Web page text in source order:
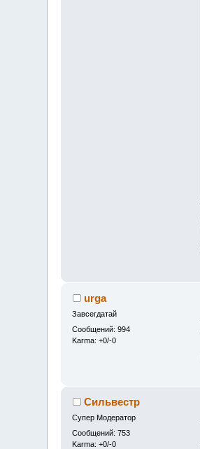
urga
Завсегдатай
Сообщений: 994
Karma: +0/-0
Сильвестр
Супер Модератор
Сообщений: 753
Karma: +0/-0